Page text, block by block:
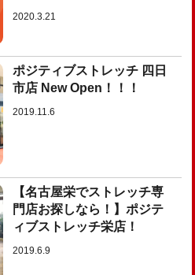
2020.3.21
ポジティブストレッチ 四日
市店 New Open！！！
2019.11.6
【名古屋栄でストレッチ専
門店お探しなら！】ポジテ
ィブストレッチ栄店！
2019.6.9